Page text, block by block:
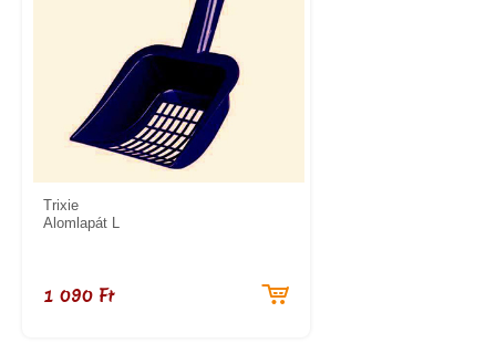
Trixie
Alomlapát L
1 090 Ft